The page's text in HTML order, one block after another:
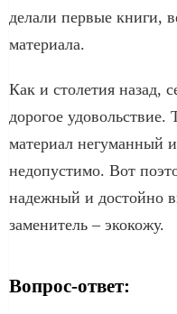
делали первые книги,
материала.
Как и столетия назад,
дорогое удовольствие.
материал негуманный
недопустимо. Вот
надежный и достойно
заменитель – экокожу.
Вопрос-ответ: